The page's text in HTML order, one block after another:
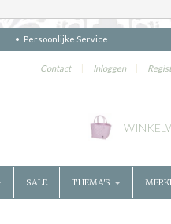
Persoonlijke Service
Contact | Inloggen |
SALE THEMA'S